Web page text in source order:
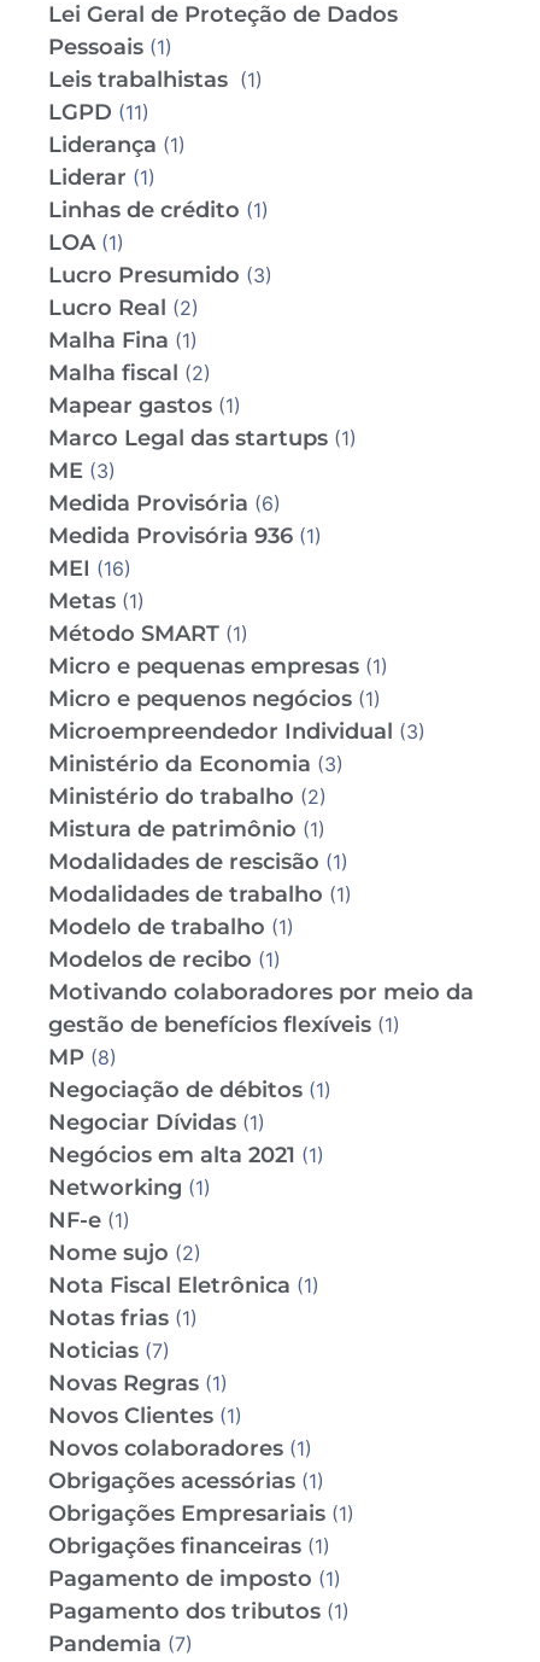
Lei Geral de Proteção de Dados
Pessoais (1)
Leis trabalhistas (1)
LGPD (11)
Liderança (1)
Liderar (1)
Linhas de crédito (1)
LOA(1)
Lucro Presumido (3)
Lucro Real (2)
Malha Fina (1)
Malha fiscal (2)
Mapear gastos (1)
Marco Legal das startups (1)
ME (3)
Medida Provisória (6)
Medida Provisória 936 (1)
MEI (16)
Metas (1)
Método SMART (1)
Micro e pequenas empresas (1)
Micro e pequenos negócios (1)
Microempreendedor Individual (3)
Ministério da Economia (3)
Ministério do trabalho (2)
Mistura de patrimônio (1)
Modalidades de rescisão (1)
Modalidades de trabalho (1)
Modelo de trabalho (1)
Modelos de recibo (1)
Motivando colaboradores por meio da
gestão de benefícios flexíveis (1)
MP (8)
Negociação de débitos (1)
Negociar Dívidas (1)
Negócios em alta 2021 (1)
Networking (1)
NF-e (1)
Nome sujo (2)
Nota Fiscal Eletrônica (1)
Notas frias (1)
Noticias (7)
Novas Regras (1)
Novos Clientes (1)
Novos colaboradores (1)
Obrigações acessórias (1)
Obrigações Empresariais (1)
Obrigações financeiras (1)
Pagamento de imposto (1)
Pagamento dos tributos (1)
Pandemia (7)